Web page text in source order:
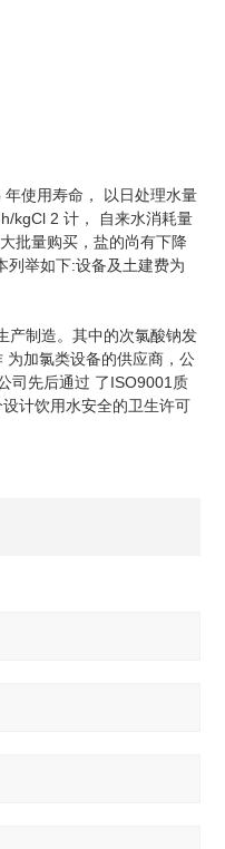
使用寿命， 以日处理水量
kgCl 2 计， 自来水消耗量
批量购买，盐的尚有下降
列举如下:设备及土建费为
制造。其中的次氯酸钠发
为加氯类设备的供应商，公
司先后通过 了ISO9001质
计饮用水安全的卫生许可